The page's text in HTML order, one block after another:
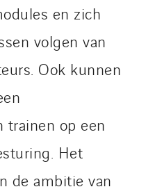
en zich
volgen van
Ook kunnen
trainen op een
Het
de ambitie van